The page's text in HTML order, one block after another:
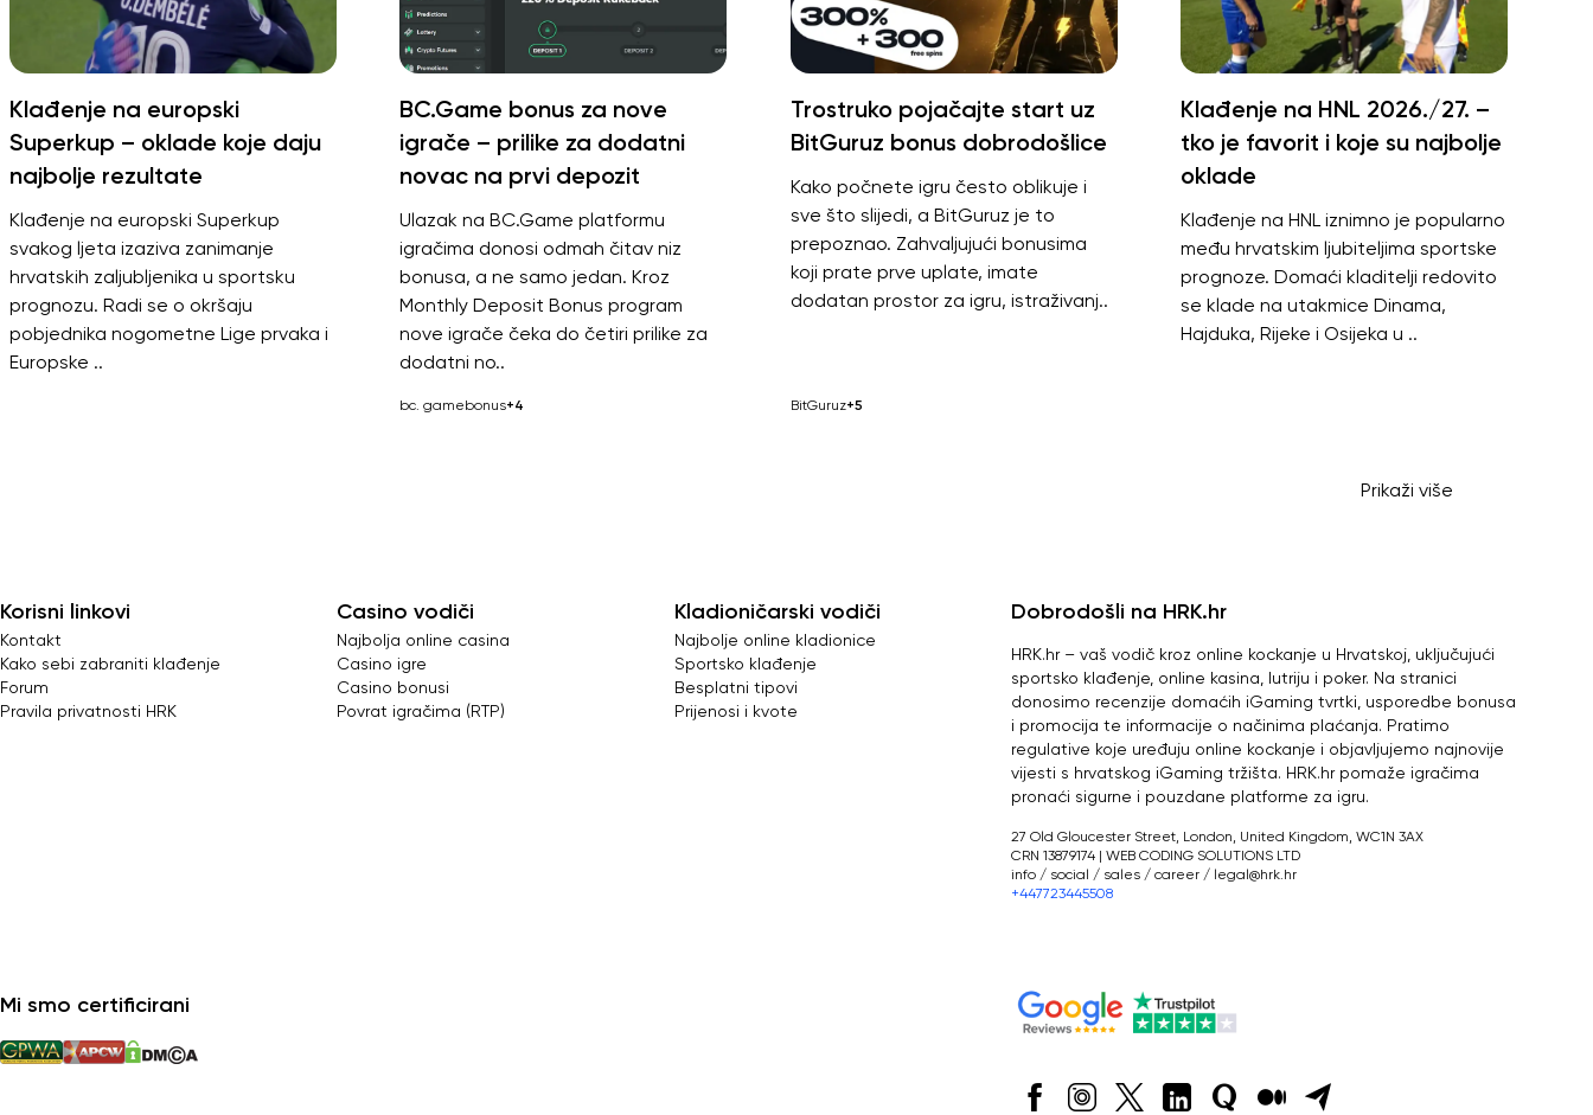
Klađenje na europski
Superkup – oklade koje daju
najbolje rezultate
Klađenje na europski Superkup
svakog ljeta izaziva zanimanje
hrvatskih zaljubljenika u sportsku
prognozu. Radi se o okršaju
pobjednika nogometne Lige prvaka i
Europske ..
BC.Game bonus za nove
igrače – prilike za dodatni
novac na prvi depozit
Ulazak na BC.Game platformu
igračima donosi odmah čitav niz
bonusa, a ne samo jedan. Kroz
Monthly Deposit Bonus program
nove igrače čeka do četiri prilike za
dodatni no..
bc. gamebonus+4
Trostruko pojačajte start uz
BitGuruz bonus dobrodošlice
Kako počnete igru često oblikuje i
sve što slijedi, a BitGuruz je to
prepoznao. Zahvaljujući bonusima
koji prate prve uplate, imate
dodatan prostor za igru, istraživanj..
BitGuruz+5
Klađenje na HNL 2026./27. –
tko je favorit i koje su najbolje
oklade
Klađenje na HNL iznimno je popularno
među hrvatskim ljubiteljima sportske
prognoze. Domaći kladitelji redovito
se klade na utakmice Dinama,
Hajduka, Rijeke i Osijeka u ..
Prikaži više
Korisni linkovi
Kontakt
Kako sebi zabraniti klađenje
Forum
Pravila privatnosti HRK
Casino vodiči
Najbolja online casina
Casino igre
Casino bonusi
Povrat igračima (RTP)
Kladioničarski vodiči
Najbolje online kladionice
Sportsko klađenje
Besplatni tipovi
Prijenosi i kvote
Dobrodošli na HRK.hr
HRK.hr – vaš vodič kroz online kockanje u Hrvatskoj, uključujući
sportsko klađenje, online kasina, lutriju i poker. Na stranici
donosimo recenzije domaćih iGaming tvrtki, usporedbe bonusa
i promocija te informacije o načinima plaćanja. Pratimo
regulative koje uređuju online kockanje i objavljujemo najnovije
vijesti s hrvatskog iGaming tržišta. HRK.hr pomaže igračima
pronaći sigurne i pouzdane platforme za igru.
27 Old Gloucester Street, London, United Kingdom, WC1N 3AX
CRN 13879174 | WEB CODING SOLUTIONS LTD
info / social / sales / career / legal@hrk.hr
+447723445508
Mi smo certificirani